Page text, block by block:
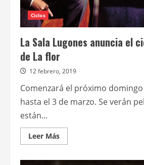
Ciclos
La Sala Lugones anuncia el
de La flor
12 febrero, 2019
Comenzará el próximo
hasta el 3 de marzo. Se verán
están...
Leer MásLeer
más